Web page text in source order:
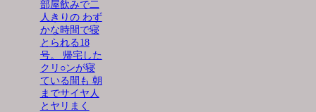
部屋飲みで二
人きりの わず
かな時間で寝
とられる18
号。 帰宅した
クリ○ンが寝
ている間も 朝
までサイヤ人
とヤリまく